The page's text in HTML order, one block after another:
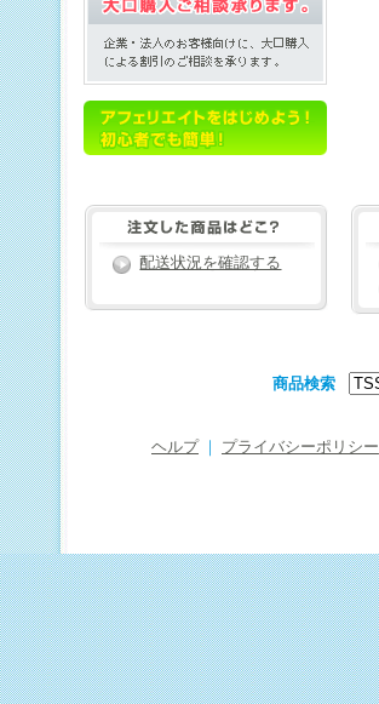
配送状況を確認する
商品検索
ヘルプ プライバシーポリシー